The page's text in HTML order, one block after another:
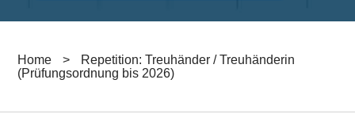
Home >
Repetition: Treuhänder / Treuhänderin
(Prüfungsordnung bis 2026)